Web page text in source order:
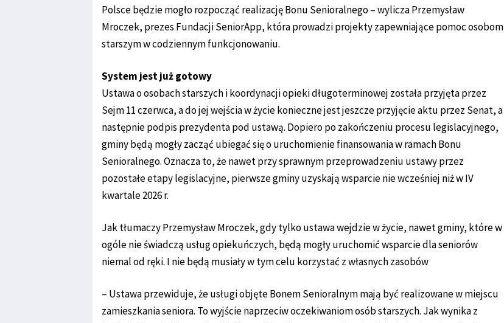
Polsce będzie mogło rozpocząć realizację Bonu Senioralnego – wylicza Przemysław
Mroczek, prezes Fundacji SeniorApp, która prowadzi projekty zapewniające pomoc osobom
starszym w codziennym funkcjonowaniu.
System jest już gotowy
Ustawa o osobach starszych i koordynacji opieki długoterminowej została przyjęta przez
Sejm 11 czerwca, a do jej wejścia w życie konieczne jest jeszcze przyjęcie aktu przez Senat, a
następnie podpis prezydenta pod ustawą. Dopiero po zakończeniu procesu legislacyjnego,
gminy będą mogły zacząć ubiegać się o uruchomienie finansowania w ramach Bonu
Senioralnego. Oznacza to, że nawet przy sprawnym przeprowadzeniu ustawy przez
pozostałe etapy legislacyjne, pierwsze gminy uzyskają wsparcie nie wcześniej niż w IV
kwartale 2026 r.
Jak tłumaczy Przemysław Mroczek, gdy tylko ustawa wejdzie w życie, nawet gminy, które w
ogóle nie świadczą usług opiekuńczych, będą mogły uruchomić wsparcie dla seniorów
niemal od ręki. I nie będą musiały w tym celu korzystać z własnych zasobów
– Ustawa przewiduje, że usługi objęte Bonem Senioralnym mają być realizowane w miejscu
zamieszkania seniora. To wyjście naprzeciw oczekiwaniom osób starszych. Jak wynika z